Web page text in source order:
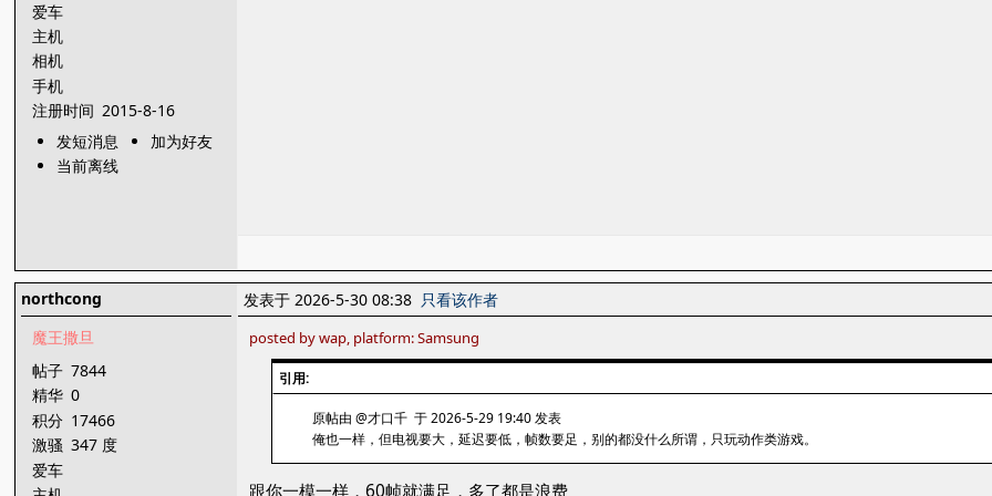
爱车
主机
相机
手机
注册时间 2015-8-16
发短消息
加为好友
当前离线
northcong
魔王撒旦
帖子 7844
精华 0
积分 17466
激骚 347 度
爱车
发表于 2026-5-30 08:38 只看该作者
posted by wap, platform: Samsung
引用:
原帖由 @才口千 于 2026-5-29 19:40 发表
俺也一样，但电视要大，延迟要低，帧数要足，别的都没什么所谓，只玩动作类游戏。
跟你一模一样，60帧就满足，多了都是浪费